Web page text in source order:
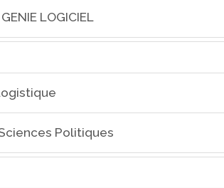
LOGICIEL
Politiques